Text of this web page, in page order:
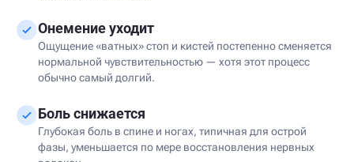
Онемение уходит
Ощущение «ватных» стоп и кистей постепенно сменяется
нормальной чувствительностью — хотя этот процесс
обычно самый долгий.
Боль снижается
Глубокая боль в спине и ногах, типичная для острой
фазы, уменьшается по мере восстановления нервных